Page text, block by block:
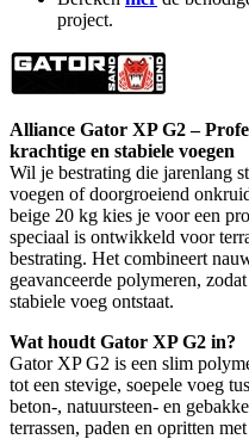
project.
Alliance Gator XP G2 –
krachtige en stabiele voegen
Wil je bestrating die jarenlang
voegen of doorgroeiend
beige 20 kg kies je voor een
speciaal is ontwikkeld voor
bestrating. Het combineert
geavanceerde polymeren,
stabiele voeg ontstaat.
Wat houdt Gator XP G2 in?
Gator XP G2 is een slim
tot een stevige, soepele voeg
beton-, natuursteen- en
terrassen, paden en opritten